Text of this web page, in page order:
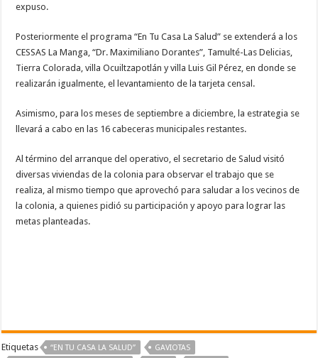
expuso.
Posteriormente el programa “En Tu Casa La Salud” se extenderá a los
CESSAS La Manga, “Dr. Maximiliano Dorantes”, Tamulté-Las Delicias,
Tierra Colorada, villa Ocuiltzapotlán y villa Luis Gil Pérez, en donde se
realizarán igualmente, el levantamiento de la tarjeta censal.
Asimismo, para los meses de septiembre a diciembre, la estrategia se
llevará a cabo en las 16 cabeceras municipales restantes.
Al término del arranque del operativo, el secretario de Salud visitó
diversas viviendas de la colonia para observar el trabajo que se
realiza, al mismo tiempo que aprovechó para saludar a los vecinos de
la colonia, a quienes pidió su participación y apoyo para lograr las
metas planteadas.
Etiquetas “EN TU CASA LA SALUD”
GAVIOTAS